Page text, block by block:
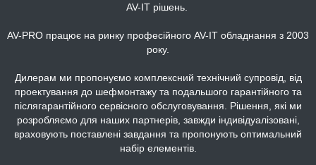
AV-IT рішень.
AV-PRO працює на ринку професійного AV-IT обладнання з 2003
року.
Дилерам ми пропонуємо комплексний технічний супровід, від
проектування до шефмонтажу та подальшого гарантійного та
післягарантійного сервісного обслуговування. Рішення, які ми
розробляємо для наших партнерів, завжди індивідуалізовані,
враховують поставлені завдання та пропонують оптимальний
набір елементів.